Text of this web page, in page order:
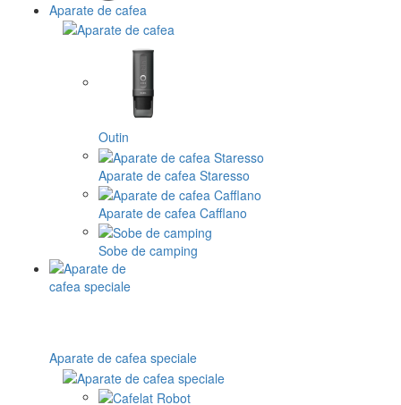
Aparate de cafea
Outin
Aparate de cafea Staresso
Aparate de cafea Cafflano
Sobe de camping
Aparate de cafea speciale